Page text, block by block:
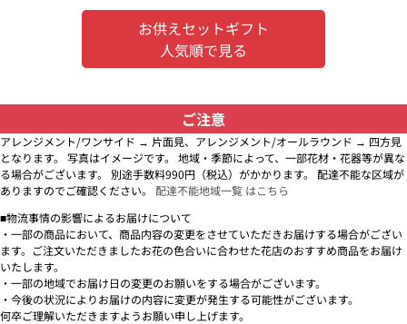
お供えセットギフト
人気順で見る
ご注意
アレンジメント/ワンサイド → 片面見、アレンジメント/オールラウンド → 四方見
となります。 写真はイメージです。 地域・季節によって、一部花材・花器等が異な
る場合がございます。 別途手数料990円（税込）がかかります。 配達不能な区域が
ありますのでご確認ください。 配達不能地域一覧 はこちら
■物流事情の影響によるお届けについて
・一部の商品において、商品内容の変更をさせていただきお届けする場合がござい
ます。ご注文いただきましたお花の色合いに合わせた花店のおすすめ商品をお届け
いたします。
・一部の地域でお届け日の変更のお願いをする場合がございます。
・今後の状況によりお届けの内容に変更が発生する可能性がございます。
何卒ご理解いただきますようお願い申し上げます。